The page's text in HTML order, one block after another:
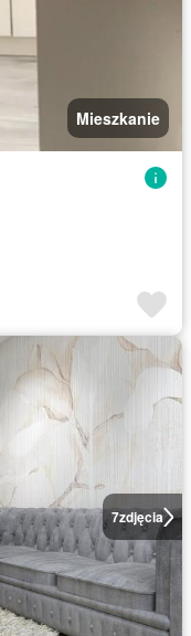
Mieszkanie
7zdjęcia